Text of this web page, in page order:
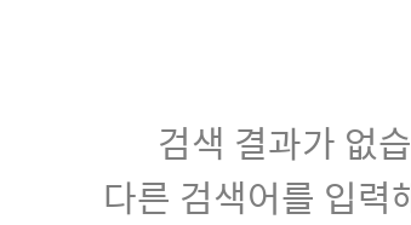
검색 결과가 없
다른 검색어를 입력